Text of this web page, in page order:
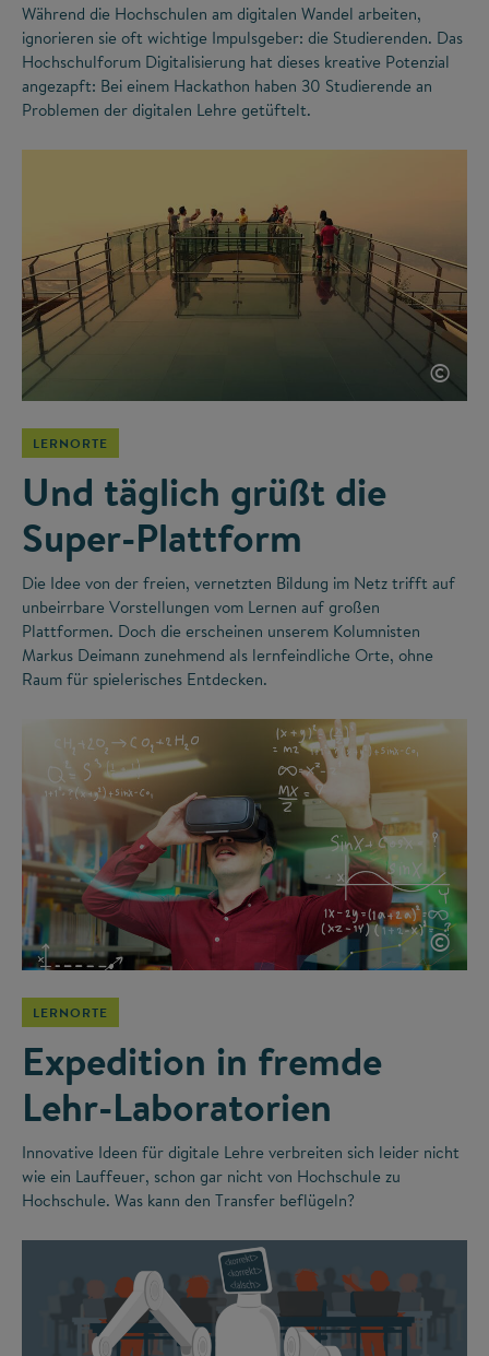
Während die Hochschulen am digitalen Wandel arbeiten,
ignorieren sie oft wichtige Impulsgeber: die Studierenden. Das
Hochschulforum Digitalisierung hat dieses kreative Potenzial
angezapft: Bei einem Hackathon haben 30 Studierende an
Problemen der digitalen Lehre getüftelt.
©
LERNORTE
Und täglich grüßt die
Super-Plattform
Die Idee von der freien, vernetzten Bildung im Netz trifft auf
unbeirrbare Vorstellungen vom Lernen auf großen
Plattformen. Doch die erscheinen unserem Kolumnisten
Markus Deimann zunehmend als lernfeindliche Orte, ohne
Raum für spielerisches Entdecken.
©
LERNORTE
Expedition in fremde
Lehr-Laboratorien
Innovative Ideen für digitale Lehre verbreiten sich leider nicht
wie ein Lauffeuer, schon gar nicht von Hochschule zu
Hochschule. Was kann den Transfer beflügeln?